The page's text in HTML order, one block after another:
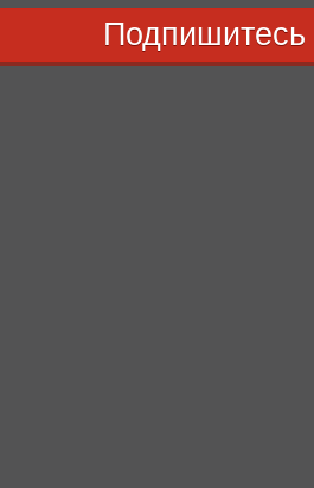
Подпишитесь